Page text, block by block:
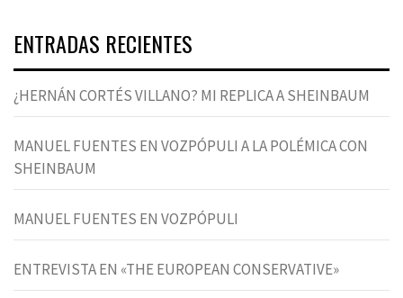
ENTRADAS RECIENTES
¿HERNÁN CORTÉS VILLANO? MI REPLICA A SHEINBAUM
MANUEL FUENTES EN VOZPÓPULI A LA POLÉMICA CON
SHEINBAUM
MANUEL FUENTES EN VOZPÓPULI
ENTREVISTA EN «THE EUROPEAN CONSERVATIVE»